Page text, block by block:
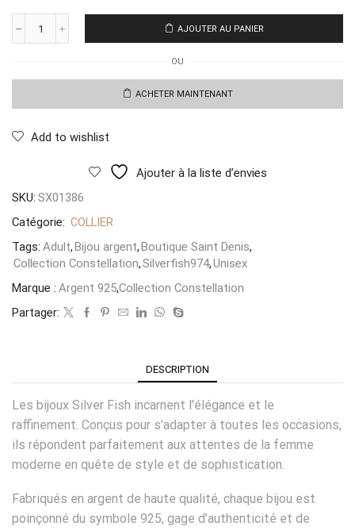
quantité
Couture
AJOUTER AU PANIER
OU
ACHETER MAINTENANT
Add to wishlist
Ajouter à la liste d’envies
SKU: SX01386
Catégorie: COLLIER
Tags: Adult,Bijou argent,Boutique Saint Denis,
Collection Constellation,Silverfish974,Unisex
Marque : Argent 925,Collection Constellation
Partager:
DESCRIPTION
Les bijoux Silver Fish incarnent l’élégance et le
raffinement. Conçus pour s’adapter à toutes les occasions,
ils répondent parfaitement aux attentes de la femme
moderne en quête de style et de sophistication.
Fabriqués en argent de haute qualité, chaque bijou est
poinçonné du symbole 925, gage d’authenticité et de